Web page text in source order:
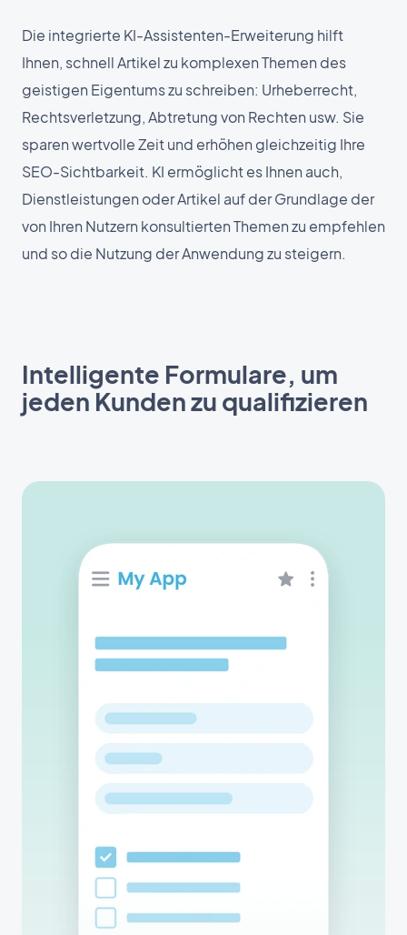
Die integrierte KI-Assistenten-Erweiterung hilft
Ihnen, schnell Artikel zu komplexen Themen des
geistigen Eigentums zu schreiben: Urheberrecht,
Rechtsverletzung, Abtretung von Rechten usw. Sie
sparen wertvolle Zeit und erhöhen gleichzeitig Ihre
SEO-Sichtbarkeit. KI ermöglicht es Ihnen auch,
Dienstleistungen oder Artikel auf der Grundlage der
von Ihren Nutzern konsultierten Themen zu empfehlen
und so die Nutzung der Anwendung zu steigern.
Intelligente Formulare, um
jeden Kunden zu qualifizieren